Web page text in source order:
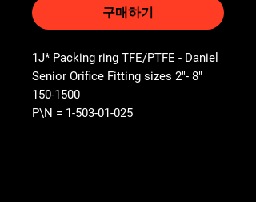
구매하기
1J* Packing ring TFE/PTFE - Daniel
Senior Orifice Fitting sizes 2"- 8"
150-1500
P\N = 1-503-01-025